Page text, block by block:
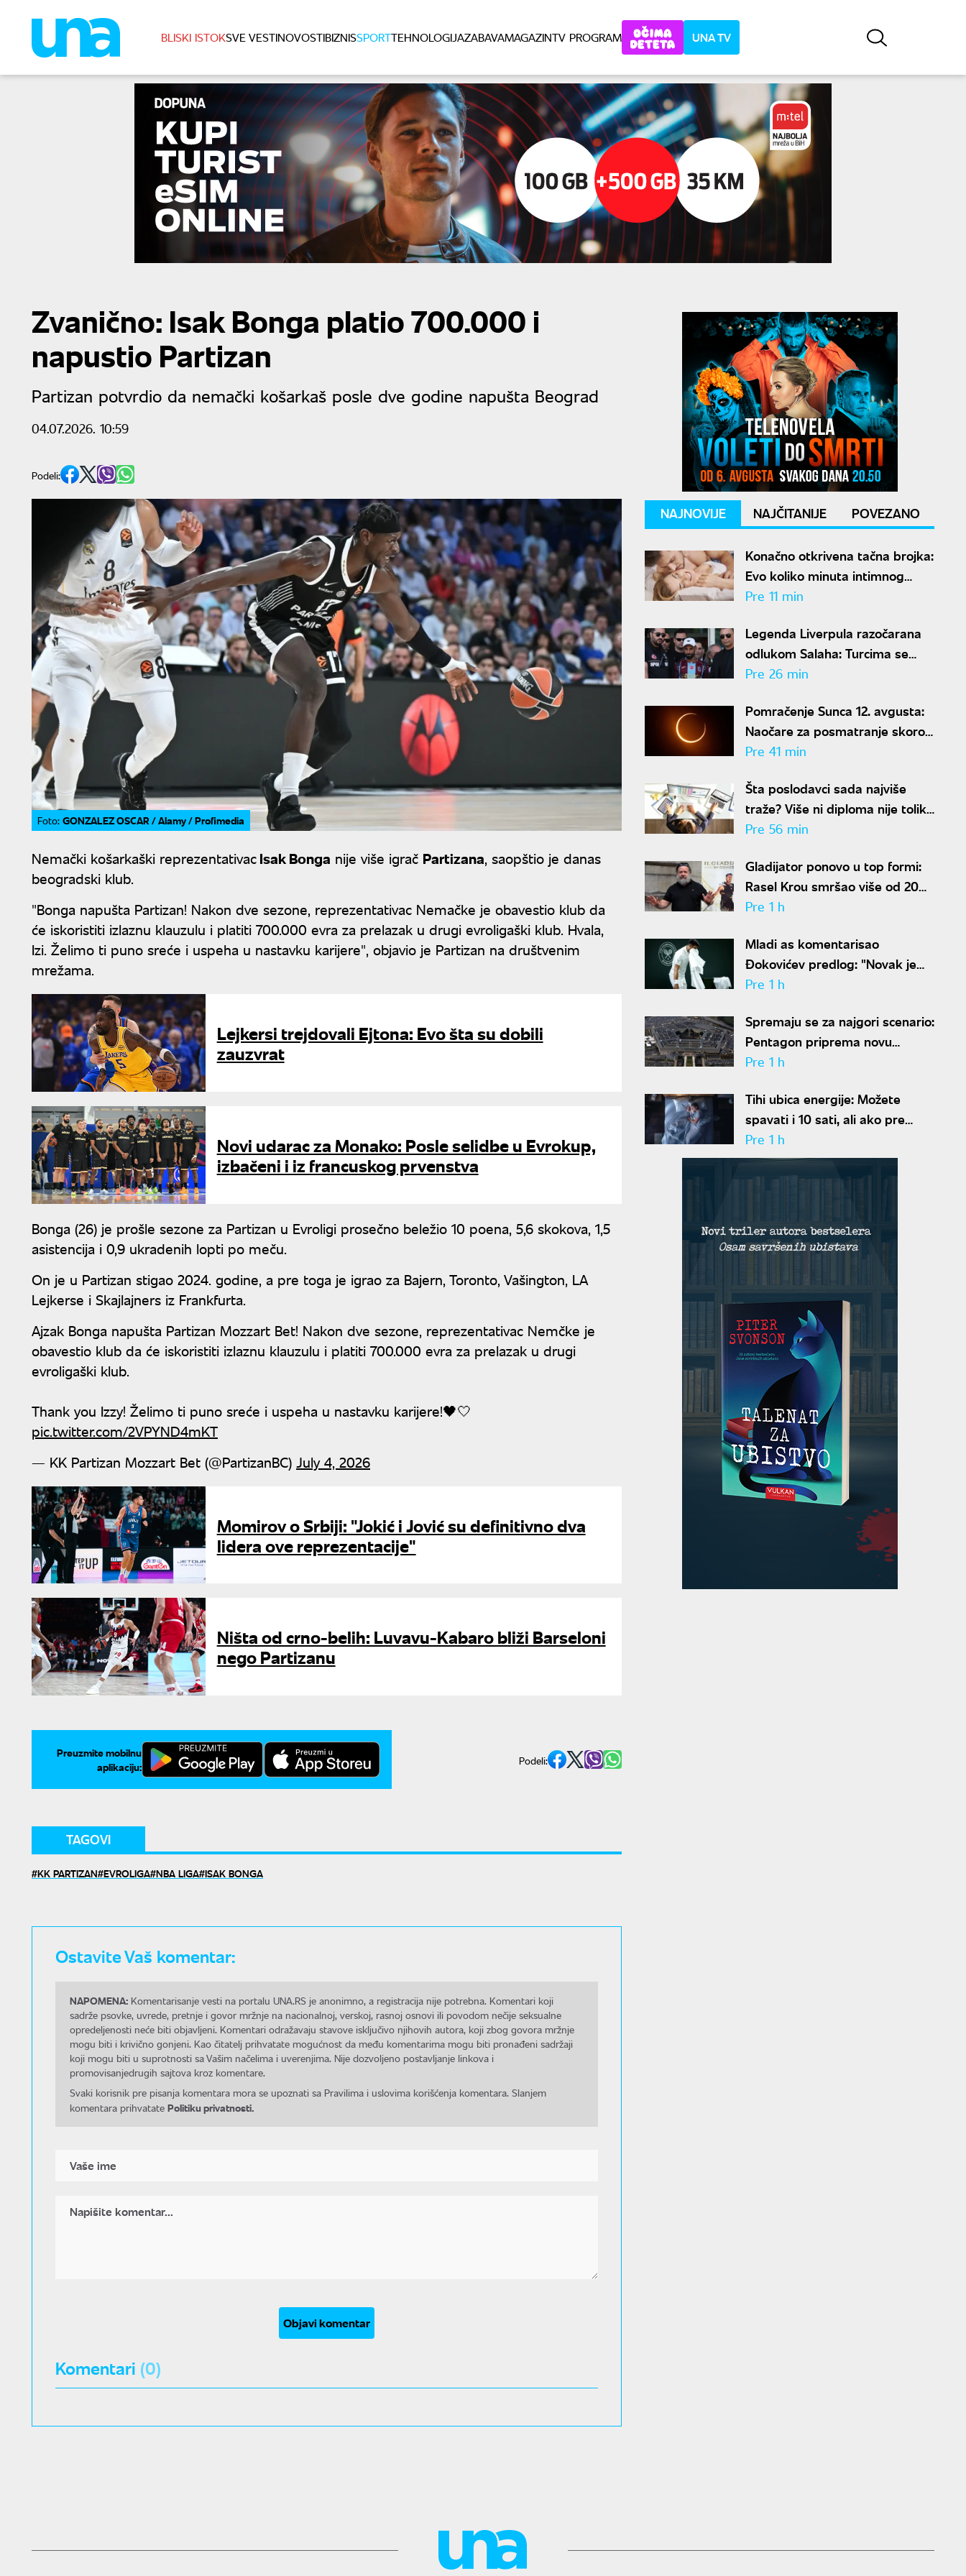
BLISKI ISTOKSVE VESTINOVOSTIBIZNISSPORTTEHNOLOGIJAZABAVAMAGAZINTV PROGRAM UNA TV
Zvanično: Isak Bonga platio 700.000 i
napustio Partizan
Partizan potvrdio da nemački košarkaš posle dve godine napušta Beograd
04.07.2026. 10:59
Podeli:
Foto: GONZALEZ OSCAR / Alamy / Profimedia
Nemački košarkaški reprezentativacIsak Bonga nije više igrač Partizana, saopštio je danas
beogradski klub.
"Bonga napušta Partizan! Nakon dve sezone, reprezentativac Nemačke je obavestio klub da
će iskoristiti izlaznu klauzulu i platiti 700.000 evra za prelazak u drugi evroligaški klub. Hvala,
Izi. Želimo ti puno sreće i uspeha u nastavku karijere", objavio je Partizan na društvenim
mrežama.
Lejkersi trejdovali Ejtona: Evo šta su dobili
zauzvrat
Novi udarac za Monako: Posle selidbe u Evrokup,
izbačeni i iz francuskog prvenstva
Bonga (26) je prošle sezone za Partizan u Evroligi prosečno beležio 10 poena, 5,6 skokova, 1‚5
asistencija i 0,9 ukradenih lopti po meču.
On je u Partizan stigao 2024. godine, a pre toga je igrao za Bajern, Toronto, Vašington, LA
Lejkerse i Skajlajners iz Frankfurta.
Ajzak Bonga napušta Partizan Mozzart Bet! Nakon dve sezone, reprezentativac Nemčke je
obavestio klub da će iskoristiti izlaznu klauzulu i platiti 700.000 evra za prelazak u drugi
evroligaški klub.
Thank you Izzy! Želimo ti puno sreće i uspeha u nastavku karijere!🖤🤍
pic.twitter.com/2VPYND4mKT
— KK Partizan Mozzart Bet (@PartizanBC) July 4, 2026
Momirov o Srbiji: "Jokić i Jović su definitivno dva
lidera ove reprezentacije"
Ništa od crno-belih: Luvavu-Kabaro bliži Barseloni
nego Partizanu
Preuzmite mobilnu
aplikaciju:
Podeli:
TAGOVI
KK PARTIZAN EVROLIGA NBA LIGA ISAK BONGA
Ostavite Vaš komentar:
NAPOMENA: Komentarisanje vesti na portalu UNA.RS je anonimno, a registracija nije potrebna. Komentari koji
sadrže psovke, uvrede, pretnje i govor mržnje na nacionalnoj, verskoj, rasnoj osnovi ili povodom nečije seksualne
opredeljenosti neće biti objavljeni. Komentari odražavaju stavove isključivo njihovih autora, koji zbog govora mržnje
mogu biti i krivično gonjeni. Kao čitatelj prihvatate mogućnost da među komentarima mogu biti pronađeni sadržaji
koji mogu biti u suprotnosti sa Vašim načelima i uverenjima. Nije dozvoljeno postavljanje linkova i
promovisanjedrugih sajtova kroz komentare.
Svaki korisnik pre pisanja komentara mora se upoznati sa Pravilima i uslovima korišćenja komentara. Slanjem
komentara prihvatate Politiku privatnosti.
Objavi komentar
Komentari (0)
NAJNOVIJE NAJČITANIJE POVEZANO
Konačno otkrivena tačna brojka:
Evo koliko minuta intimnog
odnosa je ženi potrebno da bi
Pre 11 min
Legenda Liverpula razočarana
odlukom Salaha: Turcima se
neće dopasti ove reči
Pre 26 min
Pomračenje Sunca 12. avgusta:
Naočare za posmatranje skoro
rasprodate
Pre 41 min
Šta poslodavci sada najviše
traže? Više ni diploma nije toliko
važna
Pre 56 min
Gladijator ponovo u top formi:
Rasel Krou smršao više od 20
kilograma pa zapalio društvene
Pre 1 h
Mladi as komentarisao
Đokovićev predlog: "Novak je
sve stariji, zato nam predlaže
Pre 1 h
Spremaju se za najgori scenario:
Pentagon priprema novu
nuklearnu strategiju za
Kinom
Pre 1 h
Tihi ubica energije: Možete
spavati i 10 sati, ali ako pre
kreveta radite ovo, organizam
vam se neće oporaviti
Pre 1 h